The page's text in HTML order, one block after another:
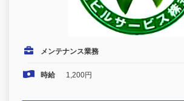
メンテナンス業務
時給 1,200円